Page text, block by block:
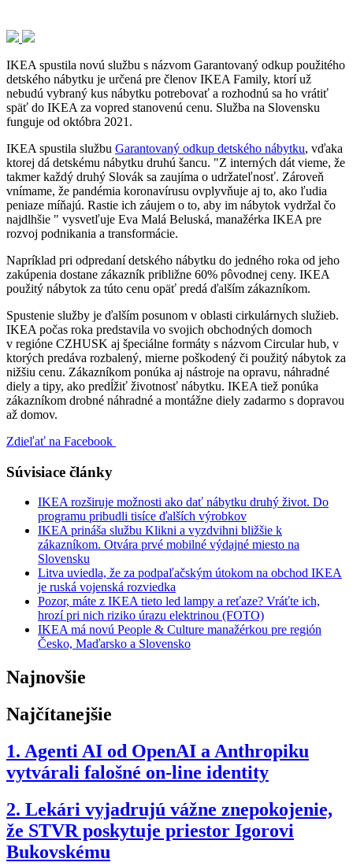
IKEA spustila novú službu s názvom Garantovaný odkup použitého
detského nábytku je určená pre členov IKEA Family, ktorí už
nebudú vybraný kus nábytku potrebovať a rozhodnú sa ho vrátiť
späť do IKEA za vopred stanovenú cenu. Služba na Slovensku
funguje od októbra 2021.
IKEA spustila službu Garantovaný odkup detského nábytku, vďaka
ktorej dá detskému nábytku druhú šancu. "Z interných dát vieme, že
takmer každý druhý Slovák sa zaujíma o udržateľnosť. Zároveň
vnímame, že pandémia koronavírusu ovplyvňuje aj to, ako ľudia
peniaze míňajú. Rastie ich záujem o to, aby im nábytok vydržal čo
najdlhšie " vysvetľuje Eva Malá Beluská, manažérka IKEA pre
rozvoj podnikania a transformácie.
Napríklad pri odpredaní detského nábytku do jedného roka od jeho
zakúpenia dostane zákazník približne 60% pôvodnej ceny. IKEA
použitý nábytok za túto cenu opäť predá ďalším zákazníkom.
Spustenie služby je ďalším posunom v oblasti cirkulárnych služieb.
IKEA počas roka predstavila vo svojich obchodných domoch
v regióne CZHUSK aj špeciálne formáty s názvom Circular hub, v
ktorých predáva rozbalený, mierne poškodený či použitý nábytok za
nižšiu cenu. Zákazníkom ponúka aj nástroje na opravu, náhradné
diely a tipy, ako predĺžiť životnosť nábytku. IKEA tiež ponúka
zákazníkom drobné náhradné a montážne diely zadarmo s dopravou
až domov.
Zdieľať na Facebook
Súvisiace články
IKEA rozširuje možnosti ako dať nábytku druhý život. Do
programu pribudli tisíce ďalších výrobkov
IKEA prináša službu Klikni a vyzdvihni bližšie k
zákazníkom. Otvára prvé mobilné výdajné miesto na
Slovensku
Litva uviedla, že za podpaľačským útokom na obchod IKEA
je ruská vojenská rozviedka
Pozor, máte z IKEA tieto led lampy a reťaze? Vráťte ich,
hrozí pri nich riziko úrazu elektrinou (FOTO)
IKEA má novú People & Culture manažérkou pre región
Česko, Maďarsko a Slovensko
Najnovšie
Najčítanejšie
1. Agenti AI od OpenAI a Anthropiku
vytvárali falošné on-line identity
2. Lekári vyjadrujú vážne znepokojenie,
že STVR poskytuje priestor Igorovi
Bukovskému